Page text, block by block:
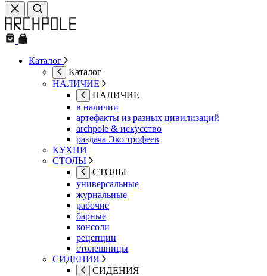
Каталог
Каталог
НАЛИЧИЕ
НАЛИЧИЕ
в наличии
артефакты из разных цивилизаций
archpole & искусство
раздача Эко трофеев
КУХНИ
СТОЛЫ
СТОЛЫ
универсальные
журнальные
рабочие
барные
консоли
рецепции
столешницы
СИДЕНИЯ
СИДЕНИЯ